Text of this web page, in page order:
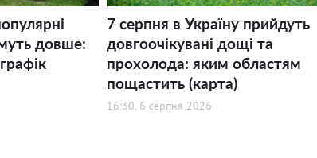
довше:
7 серпня в Україну прийдуть
довгоочікувані дощі та
прохолода: яким областям
пощастить (карта)
16:30, 6 серпня 2026